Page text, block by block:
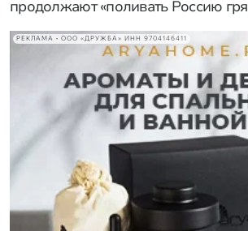
продолжают «поливать Россию
РЕКЛАМА • ООО «ДРУЖБА» ИНН 9704146411